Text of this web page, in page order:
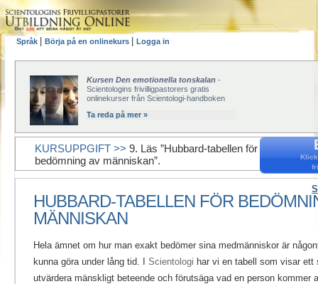
Språk Börja på en onlinekurs Logga in
Kursen Den emotionella tonskalan -
Scientologins frivilligpastorers gratis
onlinekurser från Scientologi-handboken
Ta reda på mer »
KURSUPPGIFT >> 9. Läs ”Hubbard-tabellen för
bedömning av människan”.
HUBBARD-TABELLEN FÖR
MÄNNISKAN
Hela ämnet om hur man exakt bedömer sina medmänniskor är
kunna göra under lång tid. I Scientologi har vi en tabell som visar
utvärdera mänskligt beteende och förutsäga vad en person kommer